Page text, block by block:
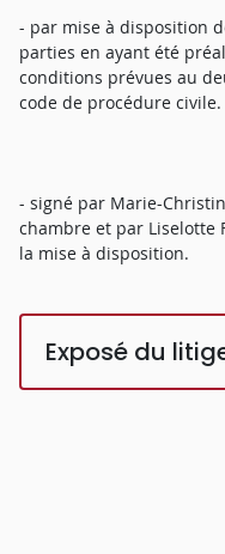
- par mise à disposition
parties en ayant été
conditions prévues au
code de procédure civile.
- signé par Marie-
chambre et par Liselotte
la mise à disposition.
Exposé du